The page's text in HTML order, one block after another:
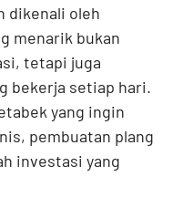
dikenali oleh
menarik bukan
tetapi juga
bekerja setiap hari.
yang ingin
pembuatan plang
investasi yang